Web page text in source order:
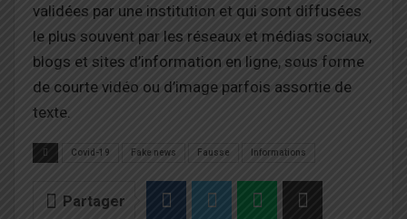
validées par une institution et qui sont diffusées
le plus souvent par les réseaux et médias sociaux,
blogs et sites d’information en ligne, sous forme
de courte vidéo ou d’image parfois assortie de
texte.
Covid-19 Fake news Fausse Informations
Partager